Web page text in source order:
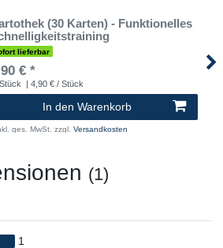
(30 Karten) - Funktionelles
lieferbar
€ *
Stück | 4,90 € / Stück
In den Warenkorb
ges. MwSt. zzgl. Versandkosten
(1)
1